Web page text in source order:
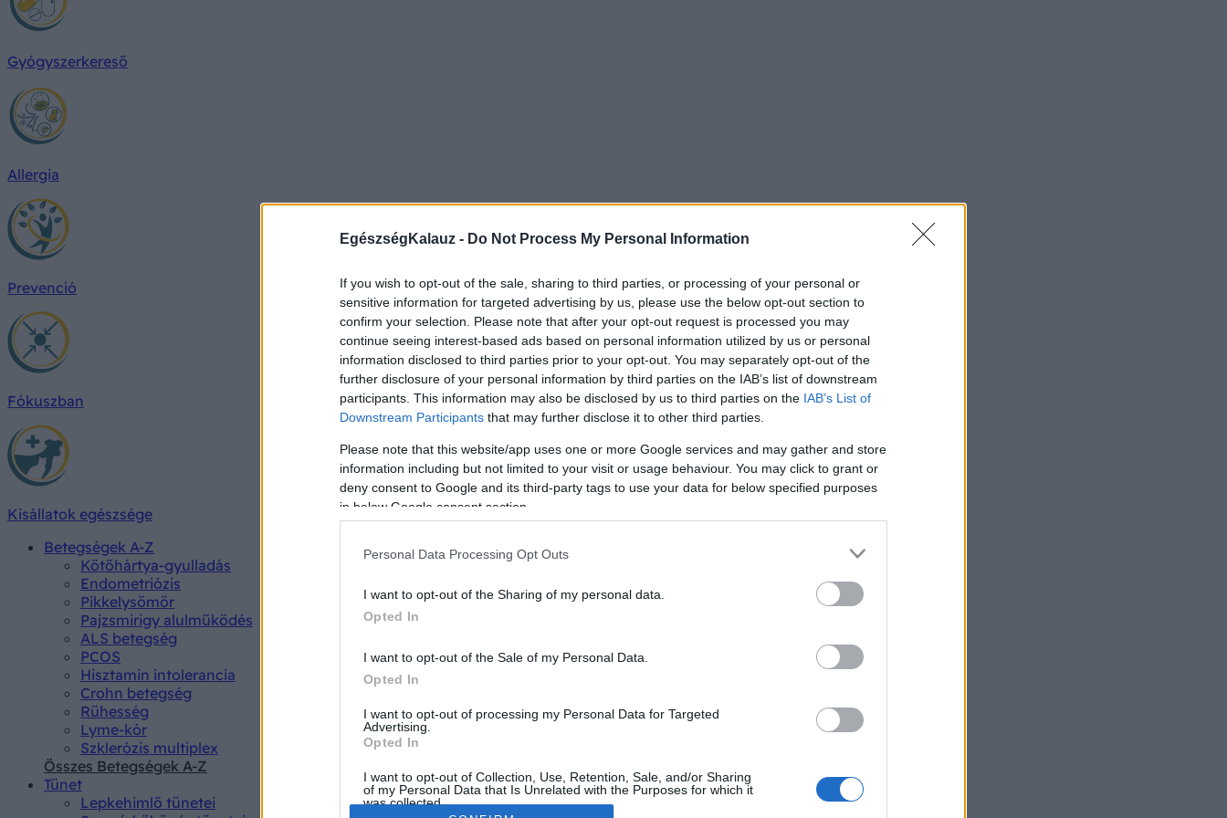
EgészségKalauz - Do Not Process My Personal Information
If you wish to opt-out of the sale, sharing to third parties, or processing of your personal or
sensitive information for targeted advertising by us, please use the below opt-out section to
confirm your selection. Please note that after your opt-out request is processed you may
continue seeing interest-based ads based on personal information utilized by us or personal
information disclosed to third parties prior to your opt-out. You may separately opt-out of the
further disclosure of your personal information by third parties on the IAB’s list of downstream
participants. This information may also be disclosed by us to third parties on the IAB’s List of
Downstream Participants that may further disclose it to other third parties.
Please note that this website/app uses one or more Google services and may gather and store
information including but not limited to your visit or usage behaviour. You may click to grant or
deny consent to Google and its third-party tags to use your data for below specified purposes
in below Google consent section.
Personal Data Processing Opt Outs
I want to opt-out of the Sharing of my personal data.
Opted In
I want to opt-out of the Sale of my Personal Data.
Opted In
I want to opt-out of processing my Personal Data for Targeted
Advertising.
Opted In
I want to opt-out of Collection, Use, Retention, Sale, and/or Sharing
of my Personal Data that Is Unrelated with the Purposes for which it
was collected.
Gyógyszerkereső
Allergia
Prevenció
Fókuszban
Kisállatok egészsége
Betegségek A-Z
Kötőhártya-gyulladás
Endometriózis
Pikkelysömör
Pajzsmirigy alulműködés
ALS betegség
PCOS
Hisztamin intolerancia
Crohn betegség
Rühesség
Lyme-kór
Szklerózis multiplex
Összes Betegségek A-Z
Tünet
Lepkehimlő tünetei